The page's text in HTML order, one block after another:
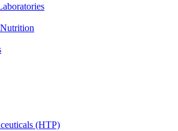
(HTP)